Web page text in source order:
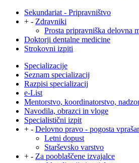
Sekundariat - Pripravništvo
+ - Zdravniki
Prosta pripravniška delovna
Doktorji dentalne medicine
Strokovni izpiti
Specializacije
Seznam specializacij
Razpisi specializacij
e-List
Mentorstvo, koordinatorstvo,
Navodila, obrazci in vloge
Specialistični izpit
+ - Delovno pravo - pogosta
Letni dopust
Starševsko varstvo
+ - Za pooblaščene izvajalce